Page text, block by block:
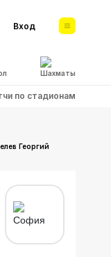
Шахматы
Вход
по стадионам
Георгий